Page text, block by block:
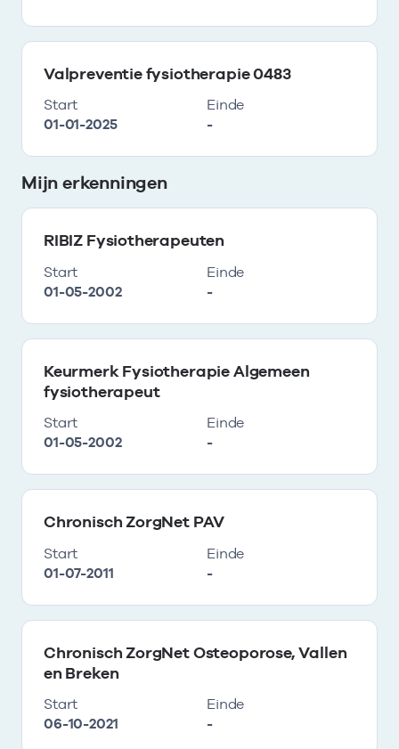
Valpreventie fysiotherapie 0483
Start
01-01-2025
Einde
-
Mijn erkenningen
RIBIZ Fysiotherapeuten
Start
01-05-2002
Einde
-
Keurmerk Fysiotherapie Algemeen
fysiotherapeut
Start
01-05-2002
Einde
-
Chronisch ZorgNet PAV
Start
01-07-2011
Einde
-
Chronisch ZorgNet Osteoporose, Vallen
en Breken
Start
06-10-2021
Einde
-